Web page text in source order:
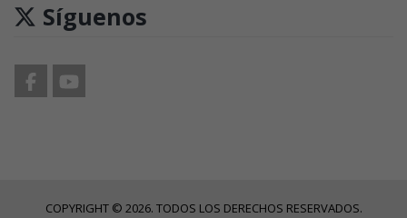
Síguenos
COPYRIGHT © 2026. TODOS LOS DERECHOS RESERVADOS.